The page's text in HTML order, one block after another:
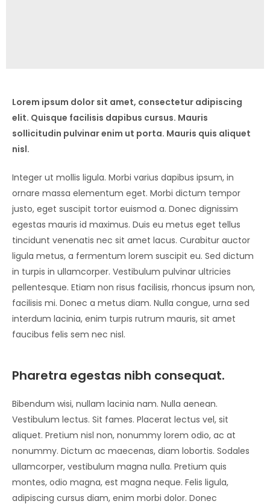
Lorem ipsum dolor sit amet, consectetur adipiscing
elit. Quisque facilisis dapibus cursus. Mauris
sollicitudin pulvinar enim ut porta. Mauris quis aliquet
nisl.
Integer ut mollis ligula. Morbi varius dapibus ipsum, in
ornare massa elementum eget. Morbi dictum tempor
justo, eget suscipit tortor euismod a. Donec dignissim
egestas mauris id maximus. Duis eu metus eget tellus
tincidunt venenatis nec sit amet lacus. Curabitur auctor
ligula metus, a fermentum lorem suscipit eu. Sed dictum
in turpis in ullamcorper. Vestibulum pulvinar ultricies
pellentesque. Etiam non risus facilisis, rhoncus ipsum non,
facilisis mi. Donec a metus diam. Nulla congue, urna sed
interdum lacinia, enim turpis rutrum mauris, sit amet
faucibus felis sem nec nisl.
Pharetra egestas nibh consequat.
Bibendum wisi, nullam lacinia nam. Nulla aenean.
Vestibulum lectus. Sit fames. Placerat lectus vel, sit
aliquet. Pretium nisl non, nonummy lorem odio, ac at
nonummy. Dictum ac maecenas, diam lobortis. Sodales
ullamcorper, vestibulum magna nulla. Pretium quis
montes, odio magna, est magna neque. Felis ligula,
adipiscing cursus diam, enim morbi dolor. Donec